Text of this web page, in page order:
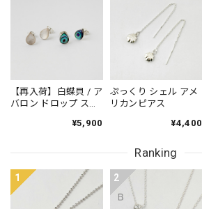
【再入荷】白蝶貝 / ア
バロン ドロップ スタ
アス プチピアス¥5,900
ぷっくり シェル アメ
リカンピアス
¥4,400
Ranking
1 2